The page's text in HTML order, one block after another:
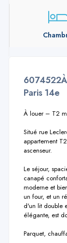
Paris 14e
À louer – T2
Situé rue
appartement
ascenseur.
Le séjour,
canapé
moderne et
un four, et un
d'un lit double
élégante, est
Parquet,